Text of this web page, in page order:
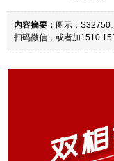
内容摘要： 图示：S32750
扫码微信，或者加1510